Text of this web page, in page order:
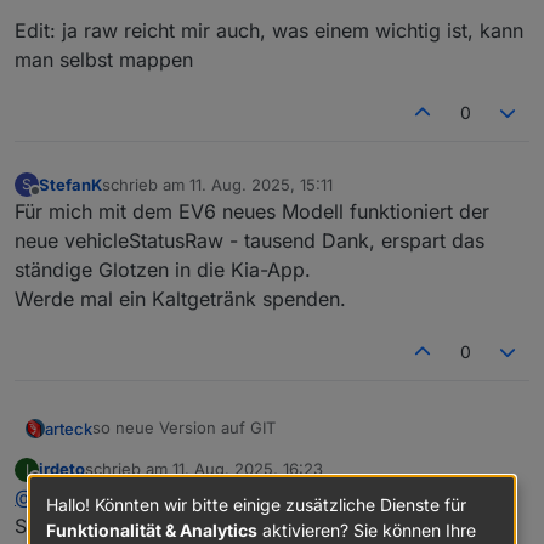
Edit: ja raw reicht mir auch, was einem wichtig ist, kann
man selbst mappen
0
S
Offline
StefanKschrieb am 11. Aug. 2025, 15:11
zuletzt editiert von
Für mich mit dem EV6 neues Modell funktioniert der
neue vehicleStatusRaw - tausend Dank, erspart das
ständige Glotzen in die Kia-App.
Werde mal ein Kaltgetränk spenden.
0
arteckso neue Version auf GIT
ABER
die Kia's EV3, EV9 haben eine ganz andere API
I irdetoschrieb am11. Aug. 2025, 16:23
zuletzt editiert von
@
arteck
Suuuper hinbekommen danke!
Hallo! Könnten wir bitte einige zusätzliche Dienste für
Funktionalität & Analytics aktivieren? Sie können Ihre